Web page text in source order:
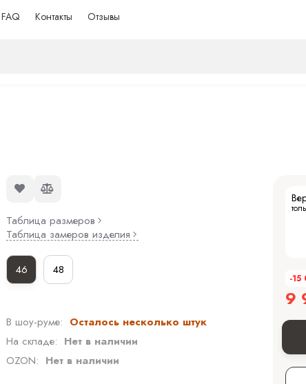
FAQ Контакты Отзывы
Таблица размеров
Таблица замеров изделия
46 48
В шоу-руме: Осталось несколько штук
На складе: Нет в наличии
OZON: Нет в наличии
-15
9